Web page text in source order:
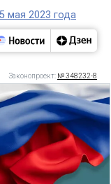
мая 2023 года
Законопроект: № 348232-8